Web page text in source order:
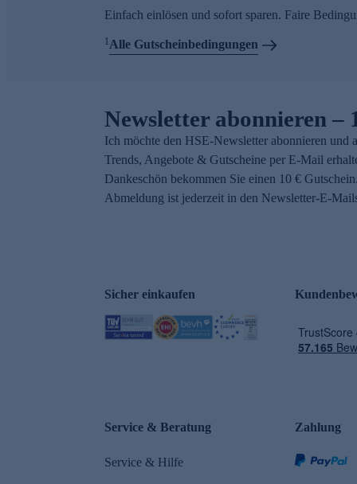
Einfach einlösen und sofort sparen. Faire
1Alle Gutscheinbedingungen
Newsletter abonnieren –
Ich möchte den HSE-Newsletter abonnieren und
Trends, Angebote & Gutscheine per E-Mail
Dankeschön bekommen Sie einen 10 €
Abmeldung ist jederzeit in den Newsletter-E-
Sicher einkaufen
Service & Beratung
Service & Hilfe
Zahlung